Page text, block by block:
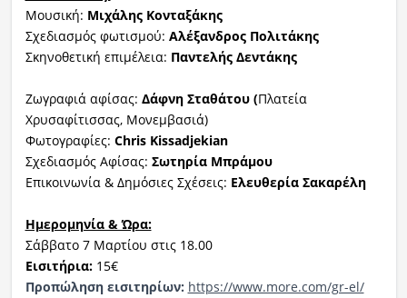
Μουσική: Μιχάλης Κονταξάκης
Σχεδιασμός φωτισμού: Αλέξανδρος Πολιτάκης
Σκηνοθετική επιμέλεια: Παντελής Δεντάκης
Ζωγραφιά αφίσας: Δάφνη Σταθάτου (Πλατεία
Χρυσαφίτισσας, Μονεμβασιά)
Φωτογραφίες: Chris Kissadjekian
Σχεδιασμός Αφίσας: Σωτηρία Μπράμου
Επικοινωνία & Δημόσιες Σχέσεις: Ελευθερία Σακαρέλη
Ημερομηνία & Ώρα:
Σάββατο 7 Μαρτίου στις 18.00
Εισιτήρια:15€
Προπώληση εισιτηρίων: https://www.more.com/gr-el/